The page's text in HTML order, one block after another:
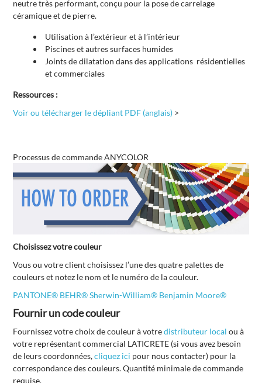
neutre très performant, conçu pour la pose de carrelage
céramique et de pierre.
Utilisation à l’extérieur et à l’intérieur
Piscines et autres surfaces humides
Joints de dilatation dans des applications résidentielles
et commerciales
Ressources :
Voir ou télécharger le dépliant PDF (anglais) >
Processus de commande ANYCOLOR
Choisissez votre couleur
Vous ou votre client choisissez l’une des quatre palettes de
couleurs et notez le nom et le numéro de la couleur.
PANTONE® BEHR®Sherwin-William® Benjamin Moore®
Fournir un code couleur
Fournissez votre choix de couleur à votredistributeur local ou à
votre représentant commercial LATICRETE (si vous avez besoin
de leurs coordonnées,cliquez ici pour nous contacter) pour la
correspondance des couleurs. Quantité minimale de commande
requise.